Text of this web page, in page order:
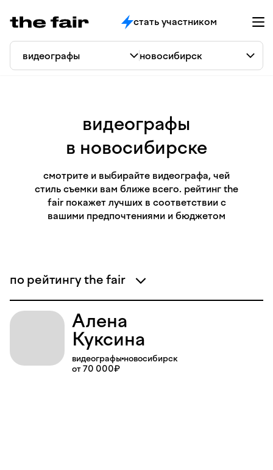
стать участником
видеографы
в новосибирске
смотрите и выбирайте видеографа, чей
стиль съемки вам ближе всего. рейтинг the
fair покажет лучших в соответствии с
вашими предпочтениями и бюджетом
по рейтингу the fair
Алена
Куксина
видеографы новосибирск
от 70 000₽